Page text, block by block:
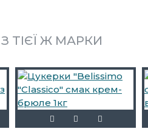
З ТІЄЇ Ж МАРКИ